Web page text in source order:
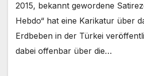
2015, bekannt gewordene
Hebdo“ hat eine Karikatur über
Erdbeben in der Türkei
dabei offenbar über die…